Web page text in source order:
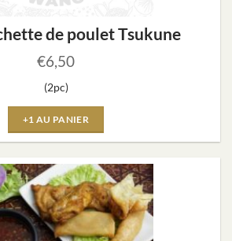
de poulet Tsukune
€6,50
(2pc)
+1 AU PANIER